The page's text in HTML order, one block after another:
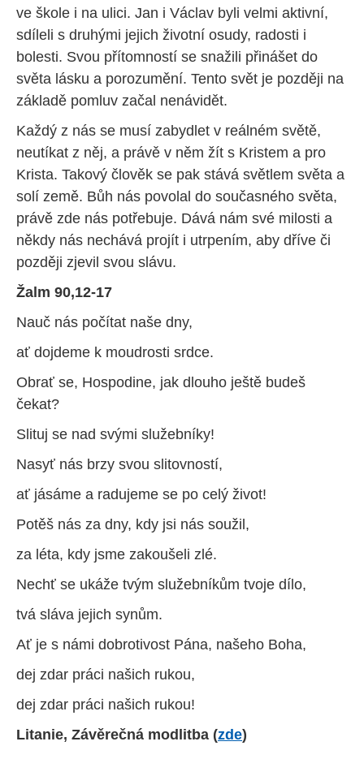
ve škole i na ulici. Jan i Václav byli velmi aktivní,
sdíleli s druhými jejich životní osudy, radosti i
bolesti. Svou přítomností se snažili přinášet do
světa lásku a porozumění. Tento svět je později na
základě pomluv začal nenávidět.
Každý z nás se musí zabydlet v reálném světě,
neutíkat z něj, a právě v něm žít s Kristem a pro
Krista. Takový člověk se pak stává světlem světa a
solí země. Bůh nás povolal do současného světa,
právě zde nás potřebuje. Dává nám své milosti a
někdy nás nechává projít i utrpením, aby dříve či
později zjevil svou slávu.
Žalm 90,12-17
Nauč nás počítat naše dny,
ať dojdeme k moudrosti srdce.
Obrať se, Hospodine, jak dlouho ještě budeš
čekat?
Slituj se nad svými služebníky!
Nasyť nás brzy svou slitovností,
ať jásáme a radujeme se po celý život!
Potěš nás za dny, kdy jsi nás soužil,
za léta, kdy jsme zakoušeli zlé.
Nechť se ukáže tvým služebníkům tvoje dílo,
tvá sláva jejich synům.
Ať je s námi dobrotivost Pána, našeho Boha,
dej zdar práci našich rukou,
dej zdar práci našich rukou!
Litanie, Závěrečná modlitba (zde)